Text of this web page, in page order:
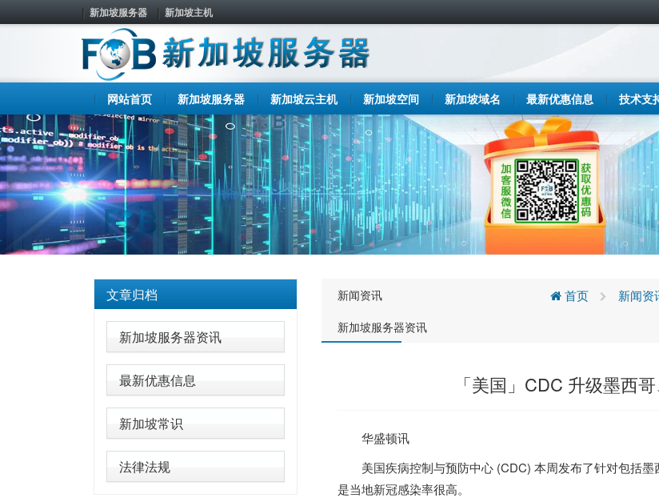
新加坡服务器 新加坡主机
网站首页 新加坡服务器 新加坡云主机 新加坡空间 新加坡域名 最新优惠信息 技术支
文章归档
新加坡服务器资讯
最新优惠信息
新加坡常识
法律法规
新闻资讯
新加坡服务器资讯
首页 新闻资
「美国」CDC 升级墨西
华盛顿讯
美国疾病控制与预防中心 (CDC) 本周发布了针对包括墨
是当地新冠感染率很高。